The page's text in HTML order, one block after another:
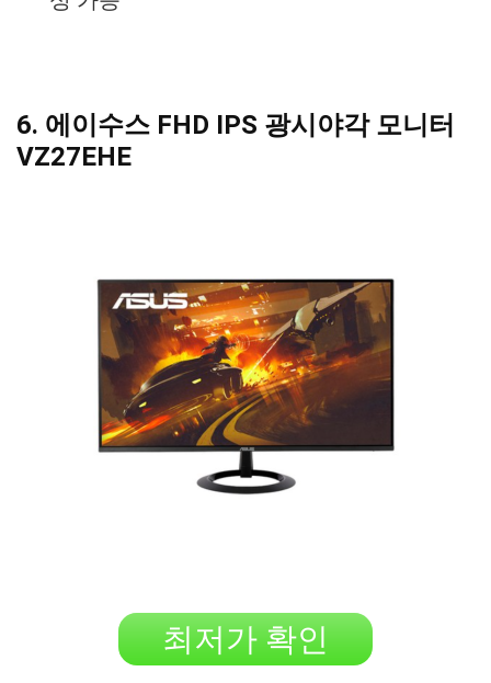
6. 에이수스 FHD IPS 광시야각 모니터
VZ27EHE
최저가 확인